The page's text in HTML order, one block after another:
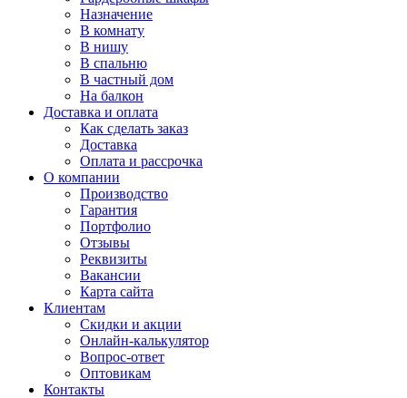
Назначение
В комнату
В нишу
В спальню
В частный дом
На балкон
Доставка и оплата
Как сделать заказ
Доставка
Оплата и рассрочка
О компании
Производство
Гарантия
Портфолио
Отзывы
Реквизиты
Вакансии
Карта сайта
Клиентам
Скидки и акции
Онлайн-калькулятор
Вопрос-ответ
Оптовикам
Контакты